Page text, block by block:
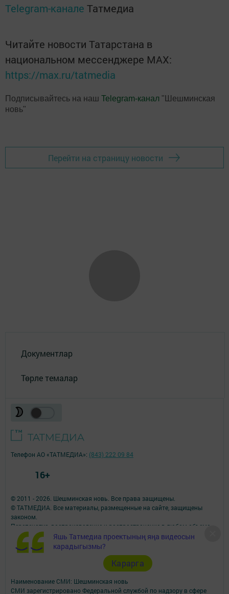
Telegram-канале Татмедиа
Читайте новости Татарстана в
национальном мессенджере MАХ:
https://max.ru/tatmedia
Подписывайтесь на наш Telegram-канал "Шешминская
новь"
Перейти на страницу новости
Документлар
Төрле темалар
Яшь Татмедиа проектының яңа видеосын
карадыгызмы?
Карарга
© 2011 - 2026. Шешминская новь. Все права защищены.
© ТАТМЕДИА. Все материалы, размещенные на сайте, защищены
законом.
Перепечатка, воспроизведение и распространение в любом объеме
информации,
размещенной на сайте, возможна только с письменного согласия
редакций СМИ.
При поддержке Республиканского агентства по печати и массовым
Наименование СМИ: Шешминская новь
СМИ зарегистрировано Федеральной службой по надзору в сфере
Телефон АО «ТАТМЕДИА»: (843) 222 09 84
16+